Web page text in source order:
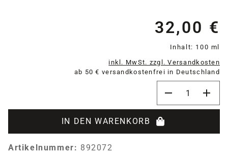
32,00 €
Inhalt: 100 ml
inkl. MwSt. zzgl. Versandkosten
ab 50 € versandkostenfrei in Deutschland
IN DEN WARENKORB
Artikelnummer: 892072